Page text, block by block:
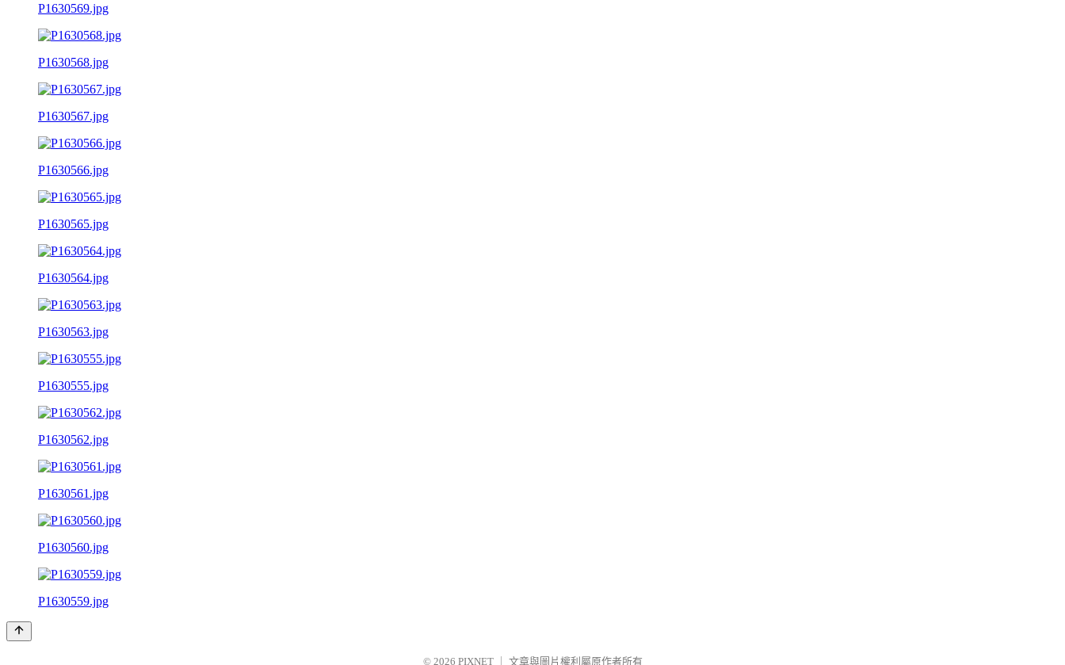
P1630569.jpg
P1630568.jpg
P1630567.jpg
P1630566.jpg
P1630565.jpg
P1630564.jpg
P1630563.jpg
P1630555.jpg
P1630562.jpg
P1630561.jpg
P1630560.jpg
P1630559.jpg
© 2026 PIXNET 文章與圖片權利屬原作者所有